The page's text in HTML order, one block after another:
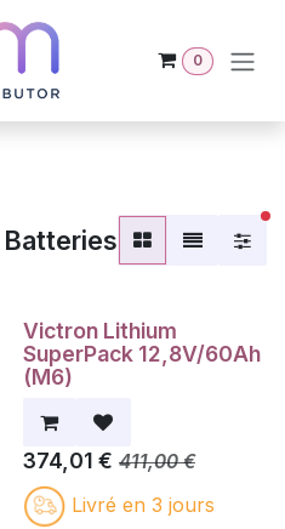
0
Batteries
Victron Lithium
SuperPack 12,8V/60Ah
(M6)
374,01 € 411,00€
Livré en 3 jours